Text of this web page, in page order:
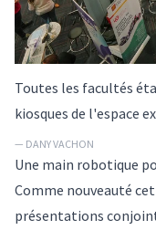
Toutes les facultés
kiosques de l'espace
— DANY VACHON
Une main robotique
Comme nouveauté
présentations